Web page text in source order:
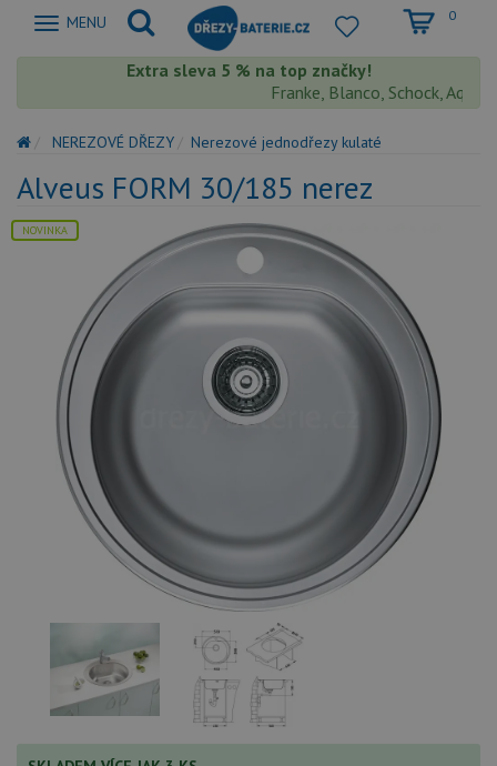
Zobrazit
MENU 0
Extra sleva 5 % na top značky!
Franke, Blanco, Schock,
NEREZOVÉ DŘEZY Nerezové jednodřezy kulaté
Alveus FORM 30/185 nerez
NOVINKA